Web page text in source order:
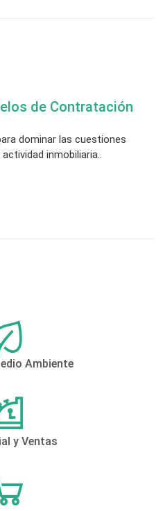
de Contratación
dominar las cuestiones
inmobiliaria..
Ambiente
y Ventas